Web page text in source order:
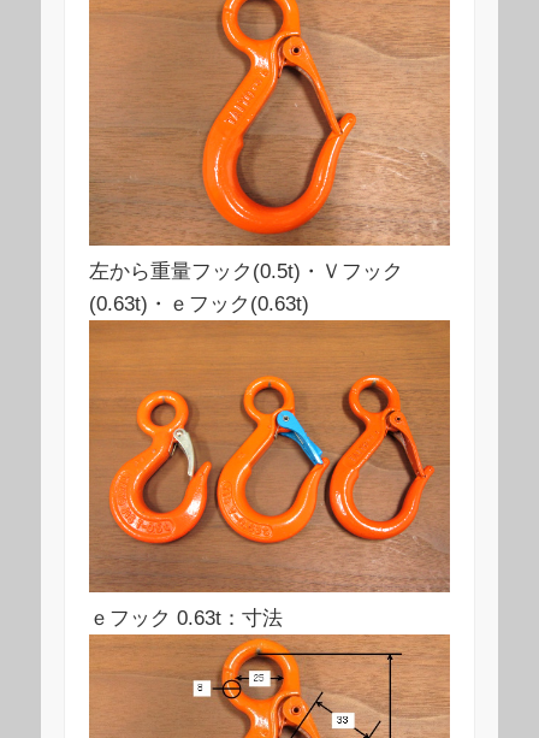
左から重量フック(0.5t)・Ｖフック
(0.63t)・ｅフック(0.63t)
ｅフック 0.63t：寸法